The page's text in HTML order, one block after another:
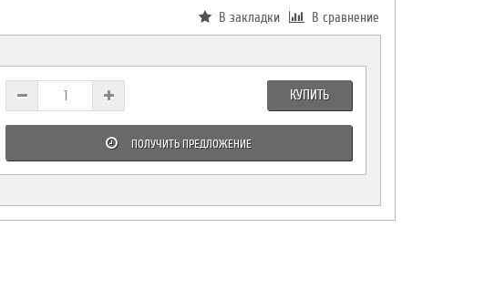
В закладки В сравнение
КУПИТЬ
ПОЛУЧИТЬ ПРЕДЛОЖЕНИЕ